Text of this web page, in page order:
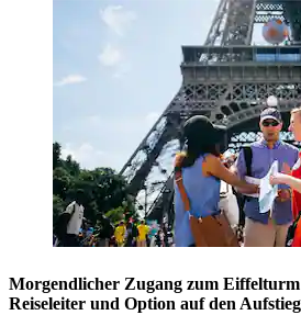
Morgendlicher Zugang zum
Reiseleiter und Option auf den